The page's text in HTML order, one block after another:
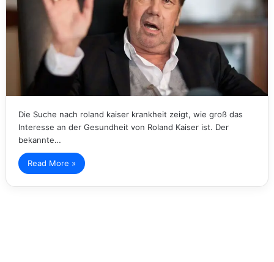
Die Suche nach roland kaiser krankheit zeigt, wie groß das
Interesse an der Gesundheit von Roland Kaiser ist. Der
bekannte…
Read More »